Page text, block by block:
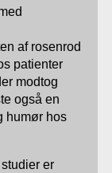
af rosenrod
patienter
modtog
også en
humør hos
er